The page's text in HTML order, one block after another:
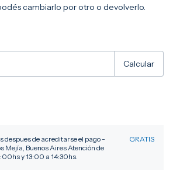
cambiarlo por otro o devolverlo.
Calcular
despues de acreditarse el pago -
Mejía, Buenos Aires Atención de
y 13:00 a 14:30hs.
GRATIS